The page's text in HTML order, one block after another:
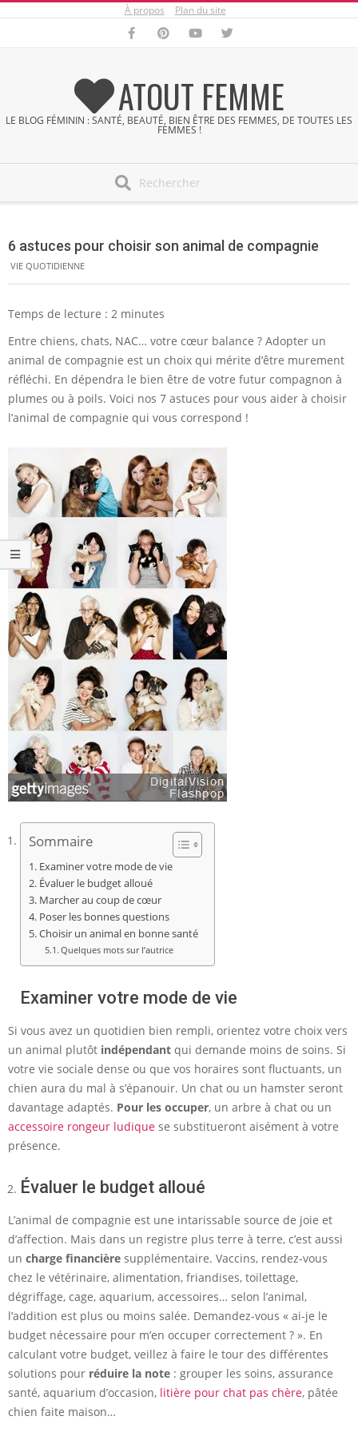
À propos Plan du site
ATOUT FEMME
LE BLOG FÉMININ : SANTÉ, BEAUTÉ, BIEN ÊTRE DES FEMMES, DE TOUTES LES
FEMMES !
Menu
6 astuces pour choisir son animal de compagnie
VIE QUOTIDIENNE
Temps de lecture : 2 minutes
Entre chiens, chats, NAC… votre cœur balance ? Adopter un
animal de compagnie est un choix qui mérite d’être murement
réfléchi. En dépendra le bien être de votre futur compagnon à
plumes ou à poils. Voici nos 7 astuces pour vous aider à choisir
l’animal de compagnie qui vous correspond !
Sommaire
Examiner votre mode de vie
Évaluer le budget alloué
Marcher au coup de cœur
Poser les bonnes questions
Choisir un animal en bonne santé
Quelques mots sur l’autrice
Examiner votre mode de vie
Si vous avez un quotidien bien rempli, orientez votre choix vers
un animal plutôt indépendant qui demande moins de soins. Si
votre vie sociale dense ou que vos horaires sont fluctuants, un
chien aura du mal à s’épanouir. Un chat ou un hamster seront
davantage adaptés. Pour les occuper, un arbre à chat ou un
accessoire rongeur ludique se substitueront aisément à votre
présence.
Évaluer le budget alloué
L’animal de compagnie est une intarissable source de joie et
d’affection. Mais dans un registre plus terre à terre, c’est aussi
un charge financière supplémentaire. Vaccins, rendez-vous
chez le vétérinaire, alimentation, friandises, toilettage,
dégriffage, cage, aquarium, accessoires… selon l’animal,
l’addition est plus ou moins salée. Demandez-vous « ai-je le
budget nécessaire pour m’en occuper correctement ? ». En
calculant votre budget, veillez à faire le tour des différentes
solutions pour réduire la note : grouper les soins, assurance
santé, aquarium d’occasion, litière pour chat pas chère, pâtée
chien faite maison…